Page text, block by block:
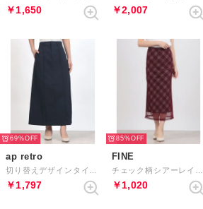
￥1,650 ￥2,007
69%
ap retro
切り替えデザインタイトスカート （ネイビー）
￥1,797
85%
FINE
チェック柄シアーレイヤードタイトスカート （レッド）
￥1,020